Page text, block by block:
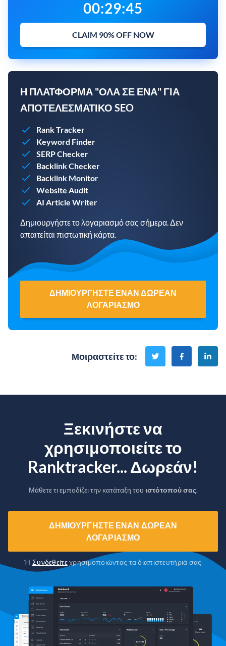
00:29:44
CLAIM 90% OFF NOW
Η ΠΛΑΤΦΌΡΜΑ "ΌΛΑ ΣΕ ΈΝΑ" ΓΙΑ
ΑΠΟΤΕΛΕΣΜΑΤΙΚΌ SEO
Rank Tracker
Keyword Finder
SERP Checker
Backlink Checker
Backlink Monitor
Website Audit
AI Article Writer
Δημιουργήστε το λογαριασμό σας σήμερα. Δεν
απαιτείται πιστωτική κάρτα.
ΔΗΜΙΟΥΡΓΉΣΤΕ ΈΝΑΝ ΔΩΡΕΆΝ
ΛΟΓΑΡΙΑΣΜΌ
Μοιραστείτε το:
Ξεκινήστε να
χρησιμοποιείτε το
Ranktracker... Δωρεάν!
Μάθετε τι εμποδίζει την κατάταξη του ιστότοπού σας.
ΔΗΜΙΟΥΡΓΉΣΤΕ ΈΝΑΝ ΔΩΡΕΆΝ
ΛΟΓΑΡΙΑΣΜΌ
ΉΣυνδεθείτεχρησιμοποιώντας τα διαπιστευτήριά σας